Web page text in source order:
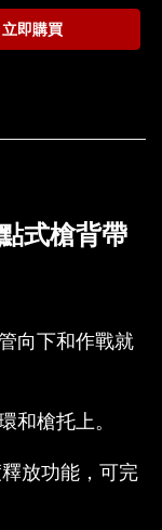
立即購買
式槍背帶
向下和作戰就
和槍托上。
放功能，可完